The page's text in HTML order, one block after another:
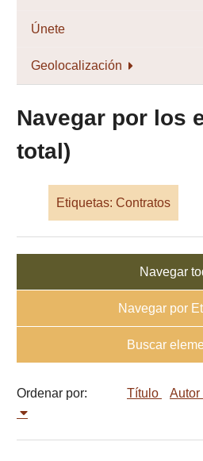
Únete
Geolocalización
Navegar por los
total)
Etiquetas: Contratos
Navegar
Navegar por
Buscar
Ordenar por: Título Autor